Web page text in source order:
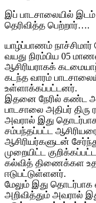
இப் பாடசாலையில்
தெரிவித்த பெற்றார்….
யாழ்ப்பாணம் நாச்சிமார்
வயது நிரம்பிய 05
ஆசிரியராகக்
கடந்த வாரம்
உள்ளாக்கப்பட்டனர்.
இதனை நேரில் கண்ட
பாடசாலை அதிபர் திரு
அவரால் இது தொடர்பாக
சம்பந்தப்பட்ட
ஆசிரியர்களுடன்
முறையிட்ட
கல்வித் திணைக்கள
ஈடுபட்டுள்ளனர்.
மேலும் இது தொடர்பாக
அறிவித்தும் அவரால்